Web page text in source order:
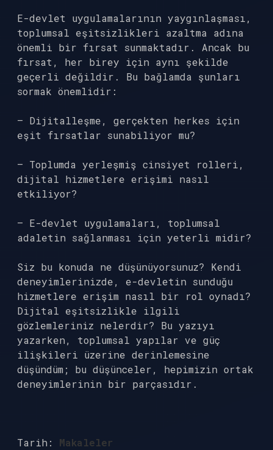
E-devlet uygulamalarının yaygınlaşması,
toplumsal eşitsizlikleri azaltma adına
önemli bir fırsat sunmaktadır. Ancak bu
fırsat, her birey için aynı şekilde
geçerli değildir. Bu bağlamda şunları
sormak önemlidir:
– Dijitalleşme, gerçekten herkes için
eşit fırsatlar sunabiliyor mu?
– Toplumda yerleşmiş cinsiyet rolleri,
dijital hizmetlere erişimi nasıl
etkiliyor?
– E-devlet uygulamaları, toplumsal
adaletin sağlanması için yeterli midir?
Siz bu konuda ne düşünüyorsunuz? Kendi
deneyimlerinizde, e-devletin sunduğu
hizmetlere erişim nasıl bir rol oynadı?
Dijital eşitsizlikle ilgili
gözlemleriniz nelerdir? Bu yazıyı
yazarken, toplumsal yapılar ve güç
ilişkileri üzerine derinlemesine
düşündüm; bu düşünceler, hepimizin ortak
deneyimlerinin bir parçasıdır.
Tarih: Makaleler